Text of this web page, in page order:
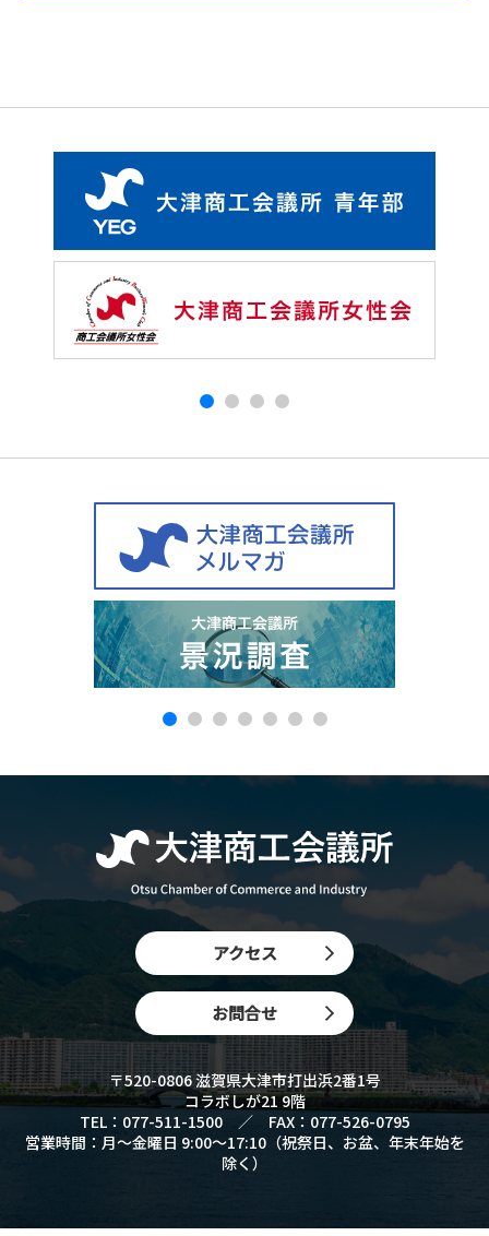
アクセス
お問合せ
〒520-0806 滋賀県大津市打出浜2番1号
コラボしが21 9階
TEL：077-511-1500 ／ FAX：077-526-0795
営業時間：月〜金曜日 9:00〜17:10（祝祭日、お盆、年末年始を
除く）